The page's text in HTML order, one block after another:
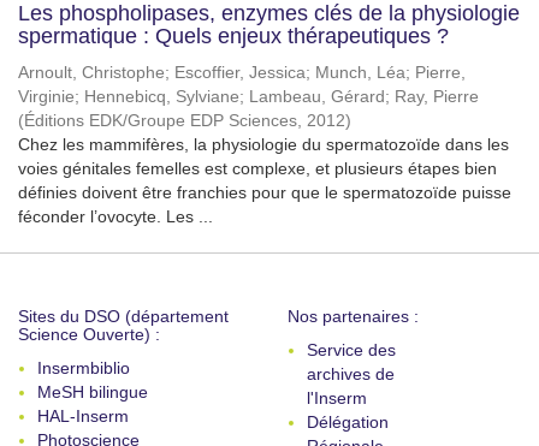
Les phospholipases, enzymes clés de la physiologie
spermatique : Quels enjeux thérapeutiques ?
Arnoult, Christophe; Escoffier, Jessica; Munch, Léa; Pierre,
Virginie; Hennebicq, Sylviane; Lambeau, Gérard ; Ray, Pierre
(Éditions EDK/Groupe EDP Sciences, 2012)
Chez les mammifères, la physiologie du spermatozoïde dans les
voies génitales femelles est complexe, et plusieurs étapes bien
définies doivent être franchies pour que le spermatozoïde puisse
féconder l’ovocyte. Les ...
Sites du DSO (département
Science Ouverte) :
Insermbiblio
MeSH bilingue
HAL-Inserm
Photoscience
Nos partenaires :
Service des
archives de
l'Inserm
Délégation